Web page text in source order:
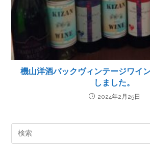
機山洋酒バックヴィンテージワイ
しました。
2024年2月25日